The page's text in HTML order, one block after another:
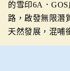
的雪印6A．
路，啟發無限潛
天然發展，混哺